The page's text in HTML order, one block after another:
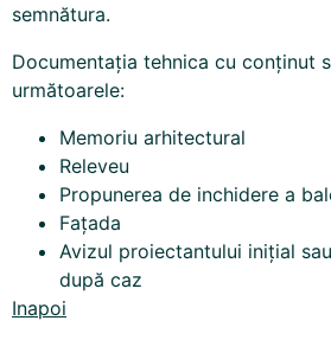
semnătura.
Documentația tehnica cu conținut
următoarele:
Memoriu arhitectural
Releveu
Propunerea de inchidere a
Fațada
Avizul proiectantului inițial
după caz
Inapoi